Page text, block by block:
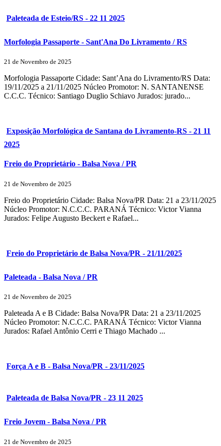
Paleteada de Esteio/RS - 22 11 2025
Morfologia Passaporte - Sant'Ana Do Livramento / RS
21 de Novembro de 2025
Morfologia Passaporte Cidade: Sant’Ana do Livramento/RS Data:
19/11/2025 a 21/11/2025 Núcleo Promotor: N. SANTANENSE
C.C.C. Técnico: Santiago Duglio Schiavo Jurados: jurado...
Exposição Morfológica de Santana do Livramento-RS - 21 11
2025
Freio do Proprietário - Balsa Nova / PR
21 de Novembro de 2025
Freio do Proprietário Cidade: Balsa Nova/PR Data: 21 a 23/11/2025
Núcleo Promotor: N.C.C.C. PARANÁ Técnico: Victor Vianna
Jurados: Felipe Augusto Beckert e Rafael...
Freio do Proprietário de Balsa Nova/PR - 21/11/2025
Paleteada - Balsa Nova / PR
21 de Novembro de 2025
Paleteada A e B Cidade: Balsa Nova/PR Data: 21 a 23/11/2025
Núcleo Promotor: N.C.C.C. PARANÁ Técnico: Victor Vianna
Jurados: Rafael Antônio Cerri e Thiago Machado ...
Força A e B - Balsa Nova/PR - 23/11/2025
Paleteada de Balsa Nova/PR - 23 11 2025
Freio Jovem - Balsa Nova / PR
21 de Novembro de 2025